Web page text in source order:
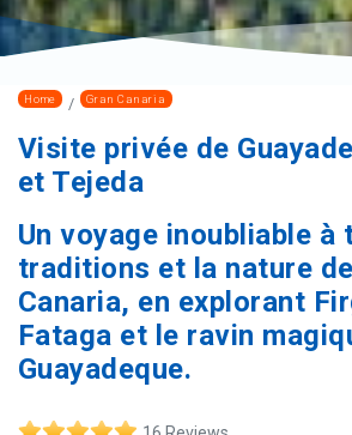
Home Gran Canaria
Visite privée de
et Tejeda
Un voyage inoubliable à
traditions et la nature
Canaria, en explorant
Fataga et le ravin
Guayadeque.